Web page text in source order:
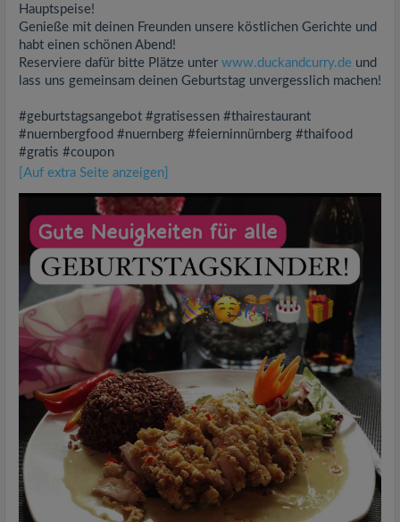
Hauptspeise!
Genieße mit deinen Freunden unsere köstlichen Gerichte und
habt einen schönen Abend!
Reserviere dafür bitte Plätze unter www.duckandcurry.de und
lass uns gemeinsam deinen Geburtstag unvergesslich machen!
#geburtstagsangebot #gratisessen #thairestaurant
#nuernbergfood #nuernberg #feierninnürnberg #thaifood
#gratis #coupon
[Auf extra Seite anzeigen]